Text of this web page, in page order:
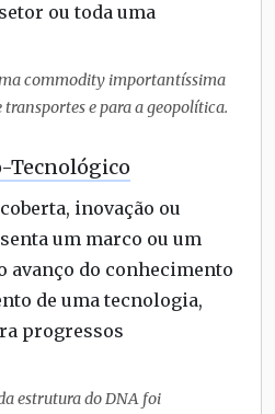
ou toda uma
commodity importantíssima
e para a geopolítica.
Tecnológico
inovação ou
um marco ou um
avanço do conhecimento
de uma tecnologia,
progressos
estrutura do DNA foi